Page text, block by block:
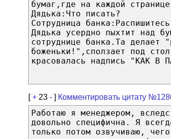
бумаг,где на каждой
Дядька:Что писать?
Сотрудница
Дядька усердно пыхтит над
сотруднице банка.Та делает
боженьки!",сползает под
красовалась надпись "КАК В
[+ 23 - ] Комментировать цитату
Работаю я менеджером,
довольно специфична. Я
только потом озвучиваю,